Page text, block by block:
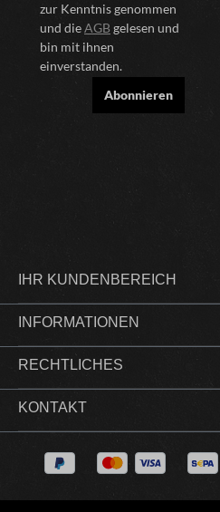
zur Kenntnis genommen
und dieAGBgelesen und
bin mit ihnen
einverstanden.
Abonnieren
IHR KUNDENBEREICH
INFORMATIONEN
RECHTLICHES
KONTAKT